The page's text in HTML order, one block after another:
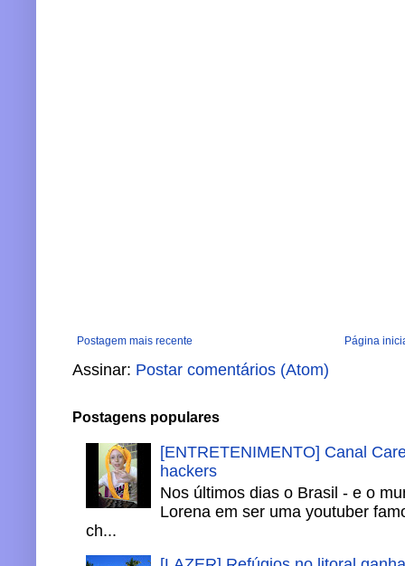
Postagem mais recente Página
Assinar: Postar comentários (Atom)
Postagens populares
[ENTRETENIMENTO] Canal
hackers
Nos últimos dias o Brasil - e o
Lorena em ser uma youtuber
ch...